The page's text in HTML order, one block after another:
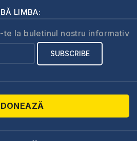
LIMBA:
te la buletinul nostru informativ
DONEAZĂ